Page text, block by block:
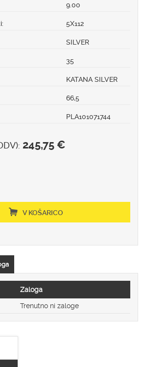
9.00
5X112
SILVER
35
KATANA SILVER
66,5
PLA101071744
245,75 €
V KOŠARICO
Zaloga
Trenutno ni zaloge